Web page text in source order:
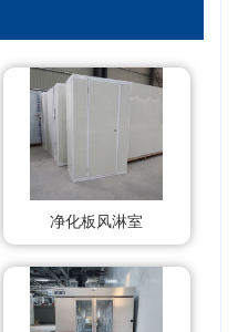
净化板风淋室